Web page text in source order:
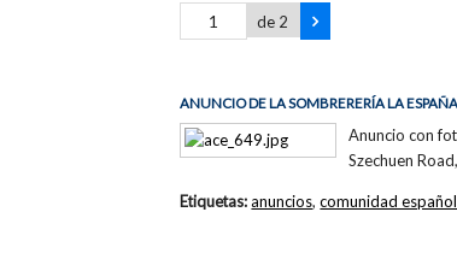
de 2
ANUNCIO DE LA SOMBRERERÍA LA ESPAÑA
Anuncio con
Szechuen
Etiquetas:anuncios,comunidad